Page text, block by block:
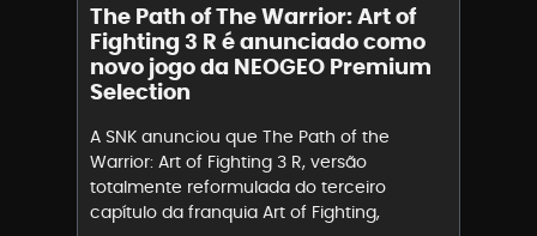
The Path of The Warrior: Art of
Fighting 3 R é anunciado como
novo jogo da NEOGEO Premium
Selection
A SNK anunciou que The Path of the
Warrior: Art of Fighting 3 R, versão
totalmente reformulada do terceiro
capítulo da franquia Art of Fighting,